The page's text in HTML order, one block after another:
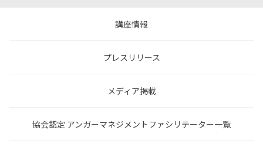
講座情報
プレスリリース
メディア掲載
協会認定 アンガーマネジメントファシリテーター一覧